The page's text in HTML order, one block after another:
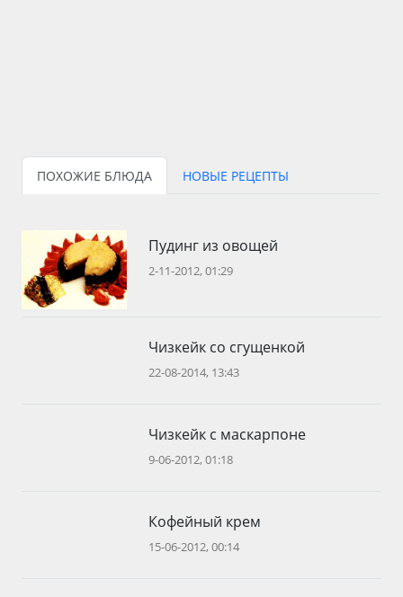
ПОХОЖИЕ БЛЮДА НОВЫЕ РЕЦЕПТЫ
Пудинг из овощей
2-11-2012, 01:29
Чизкейк со сгущенкой
22-08-2014, 13:43
Чизкейк с маскарпоне
9-06-2012, 01:18
Кофейный крем
15-06-2012, 00:14